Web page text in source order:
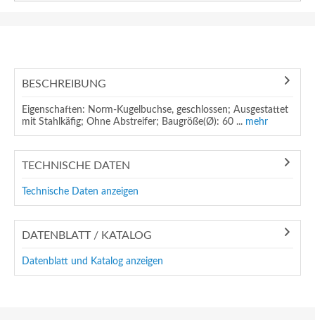
BESCHREIBUNG
Eigenschaften: Norm-Kugelbuchse, geschlossen; Ausgestattet
mit Stahlkäfig; Ohne Abstreifer; Baugröße(Ø): 60 ... mehr
TECHNISCHE DATEN
Technische Daten anzeigen
DATENBLATT / KATALOG
Datenblatt und Katalog anzeigen